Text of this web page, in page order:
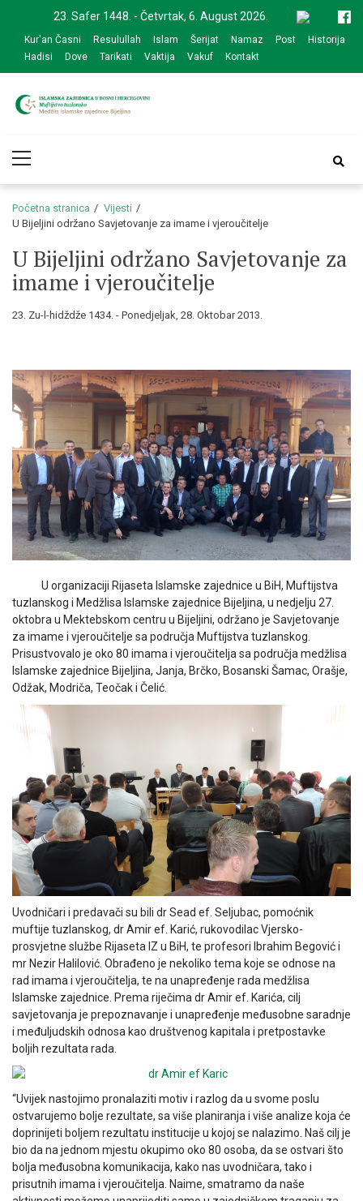
navigation
content
23. Safer 1448. - Četvrtak, 6. August 2026.
Kur'an Časni Resulullah Islam Šerijat Namaz Post
Historija
Hadisi
Dove Tarikati Vaktija Vakuf Kontakt
zajednice Bijeljina
Menu
Početna stranica
Vijesti
U Bijeljini održano Savjetovanje za imame i vjeroučitelje
U Bijeljini održano Savjetovanje za
imame i vjeroučitelje
23. Zu-l-hidždže 1434. - Ponedjeljak, 28. Oktobar 2013.
U organizaciji Rijaseta Islamske zajednice u BiH, Muftijstva
tuzlanskog i Medžlisa Islamske zajednice Bijeljina, u nedjelju 27.
oktobra u Mektebskom centru u Bijeljini, održano je Savjetovanje
za imame i vjeroučitelje sa područja Muftijstva tuzlanskog.
Prisustvovalo je oko 80 imama i vjeroučitelja sa područja medžlisa
Islamske zajednice Bijeljina, Janja, Brčko, Bosanski Šamac, Orašje,
Odžak, Modriča, Teočak i Čelić.
Uvodničari i predavači su bili dr Sead ef. Seljubac, pomoćnik
muftije tuzlanskog, dr Amir ef. Karić, rukovodilac Vjersko-
prosvjetne službe Rijaseta IZ u BiH, te profesori Ibrahim Begović i
mr Nezir Halilović. Obrađeno je nekoliko tema koje se odnose na
rad imama i vjeroučitelja, te na unapređenje rada medžlisa
Islamske zajednice. Prema riječima dr Amir ef. Karića, cilj
savjetovanja je prepoznavanje i unapređenje međusobne saradnje
i međuljudskih odnosa kao društvenog kapitala i pretpostavke
boljih rezultata rada.
“Uvijek nastojimo pronalaziti motiv i razlog da u svome poslu
ostvarujemo bolje rezultate, sa više planiranja i više analize koja će
doprinijeti boljem rezultatu institucije u kojoj se nalazimo. Naš cilj je
bio da na jednom mjestu okupimo oko 80 osoba, da se ostvari što
bolja međusobna komunikacija, kako nas uvodničara, tako i
prisutnih imama i vjeroučitelja. Naime, smatramo da naše